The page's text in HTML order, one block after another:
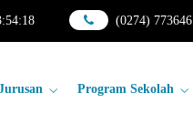
:54:18 (0274) 773646
Program Sekolah